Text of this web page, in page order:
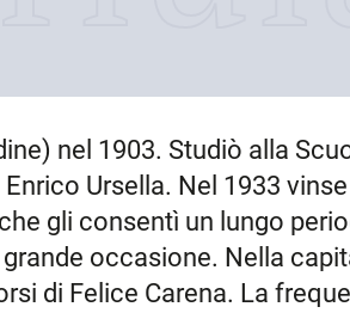
nel 1903. Studiò alla
Ursella. Nel 1933
gli consentì un lungo
grande occasione. Nella
di Felice Carena. La